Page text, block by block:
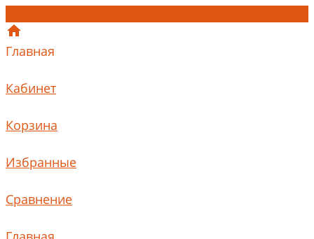
Главная
Кабинет
Корзина
Избранные
Сравнение